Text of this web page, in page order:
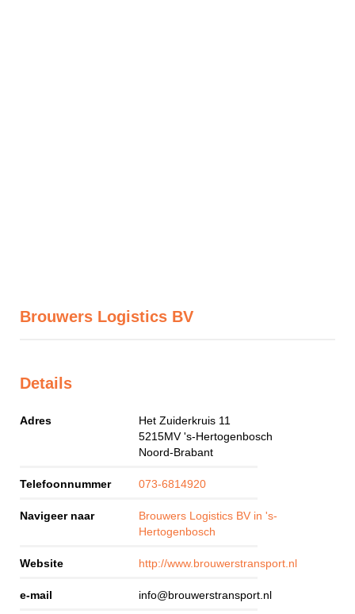
Brouwers Logistics BV
Details
Adres
Het Zuiderkruis 11
5215MV 's-Hertogenbosch
Noord-Brabant
Telefoonnummer 073-6814920
Navigeer naar
Brouwers Logistics BV in 's-
Hertogenbosch
Website http://www.brouwerstransport.nl
e-mail info@brouwerstransport.nl